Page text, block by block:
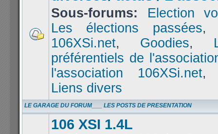
Sous-forums: Election
Les élections passées
106XSi.net, Goodies,
préférentiels de
l'association 106XSi.net
Liens divers
LE GARAGE DU FORUM___ LES POSTS DE PRESENTATION
106 XSI 1.4L